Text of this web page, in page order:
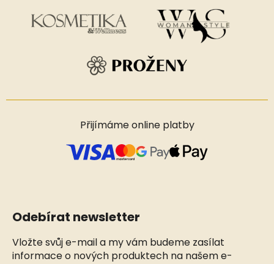
Přijímáme online platby
Odebírat newsletter
Vložte svůj e-mail a my vám budeme zasílat
informace o nových produktech na našem e-